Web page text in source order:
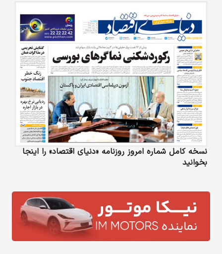
نسخه کامل شماره امروز روزنامه «دنیای‌ اقتصاد» را اینجا
بخوانید